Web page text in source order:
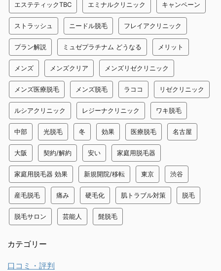
エステティックTBC エミナルクリニック キャンペーン
ストラッシュ ニードル脱毛 フレイアクリニック
プラン解説 ミュゼプラチナム どうなる メリット
メンズ メンズクリア メンズリゼクリニック
メンズ医療脱毛 メンズ脱毛 ラココ リゼクリニック
ルシアクリニック レジーナクリニック ワキ脱毛
中部 光脱毛 冬 効果 医療脱毛 名古屋
大阪 契約/解約 安い 家庭用脱毛器
家庭用脱毛器 効果 新規開院/移転 東京 渋谷
産毛脱毛 痛み 硬毛化 肌トラブル対策 脱毛
脱毛サロン 芸能人 髭脱毛
カテゴリー
口コミ・評判